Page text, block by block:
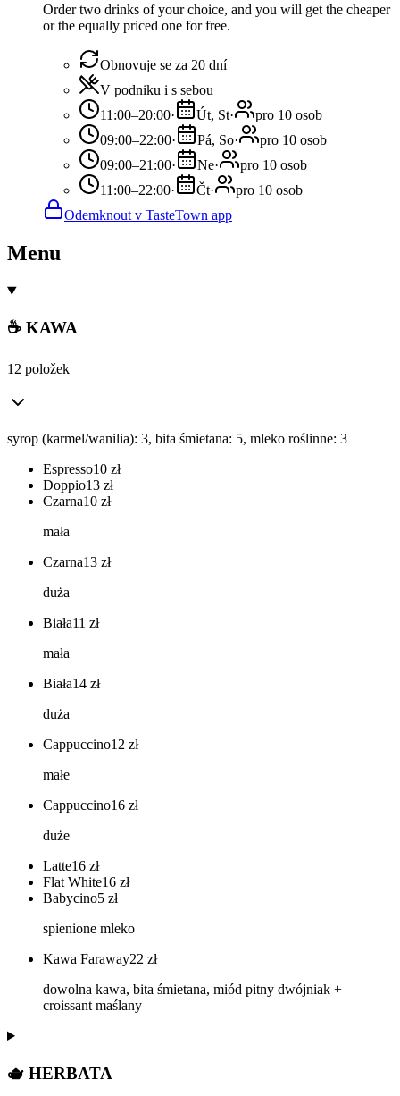
Order two drinks of your choice, and you will get the cheaper
or the equally priced one for free.
Obnovuje se za 20 dní
V podniku i s sebou
11:00–20:00· Út, St·
pro 10 osob
09:00–22:00· Pá, So·
pro 10 osob
09:00–21:00· Ne·
pro 10 osob
11:00–22:00· Čt·
pro 10 osob
Odemknout v TasteTown app
Menu
☕ KAWA
12 položek
syrop (karmel/wanilia): 3, bita śmietana: 5, mleko roślinne: 3
Espresso10 zł
Doppio13 zł
Czarna10 zł
mała
Czarna13 zł
duża
Biała11 zł
mała
Biała14 zł
duża
Cappuccino12 zł
małe
Cappuccino16 zł
duże
Latte16 zł
Flat White16 zł
Babycino5 zł
spienione mleko
Kawa Faraway22 zł
dowolna kawa, bita śmietana, miód pitny dwójniak +
croissant maślany
🫖 HERBATA